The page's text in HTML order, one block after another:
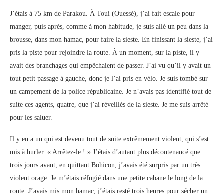
J’étais à 75 km de Parakou. À Toui (Ouessè), j’ai fait escale pour
manger, puis après, comme à mon habitude, je suis allé un peu dans la
brousse, dans mon hamac, pour faire la sieste. En finissant la sieste, j’ai
pris la piste pour rejoindre la route. À un moment, sur la piste, il y
avait des branchages qui empêchaient de passer. J’ai vu qu’il y avait un
tout petit passage à gauche, donc je l’ai pris en vélo. Je suis tombé sur
un campement de la police républicaine. Je n’avais pas identifié tout de
suite ces agents, quatre, que j’ai réveillés de la sieste. Je me suis arrêté
pour les saluer.
Il y en a un qui est devenu tout de suite extrêmement violent, qui s’est
mis à hurler. « Arrêtez-le ! » J’étais d’autant plus décontenancé que
trois jours avant, en quittant Bohicon, j’avais été surpris par un très
violent orage. Je m’étais réfugié dans une petite cabane le long de la
route. J’avais mis mon hamac, j’étais resté trois heures pour sécher un